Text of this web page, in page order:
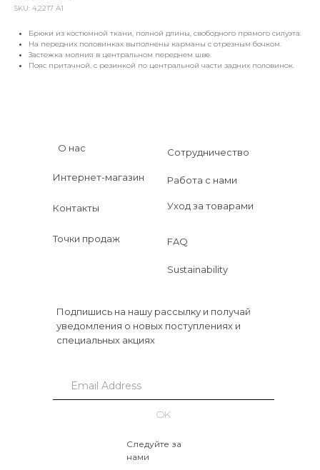
SKU: 4.2217 A1
Брюки из костюмной ткани, полной длины, свободного прямого силуэта.
На передних половинках выполнены карманы с отрезным бочком.
Застежка молния в центральном переднем шве.
Пояс притачной, с резинкой по центральной части задних половинок.
Уход за товарами
Контакты
Подпишись на нашу рассылку и получай
уведомления о новых поступлениях и
специальных акциях
Следуйте за
нами
О нас
FAQ
Sustainability
Сотрудничество
Работа с нами
Точки продаж
Интернет-магазин
OK